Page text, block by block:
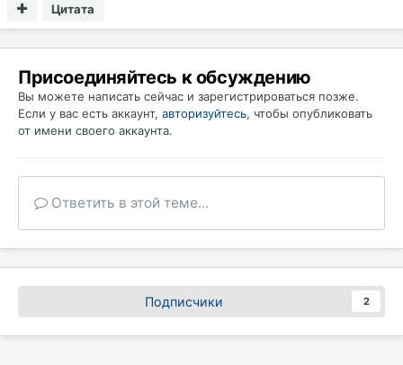
Цитата
Присоединяйтесь к обсуждению
Вы можете написать сейчас и зарегистрироваться позже.
Если у вас есть аккаунт, авторизуйтесь, чтобы опубликовать
от имени своего аккаунта.
Ответить в этой теме...
Подписчики 2